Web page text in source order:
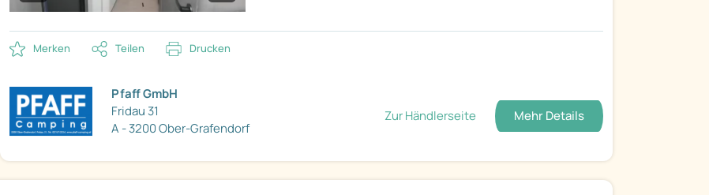
Merken Teilen Drucken
Pfaff GmbH
Fridau 31
A - 3200 Ober-Grafendorf
Zur Händlerseite Mehr Details